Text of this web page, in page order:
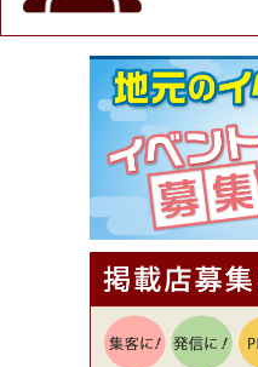
★ジモア限定特典★
ュラル＆ハンドメ
[有効期限]2026年9月30日ま
【ジモア限定①】
⇒8,800円（メン
（ミックル））
[有効期限]2026年9月30日
【ジモア読者特典
理5品+2時間飲み
ore（ピアクオーレ
[有効期限]2026年9月30日
【ジモア読者特典
降（創作イタリア
[有効期限]2026年9月30日